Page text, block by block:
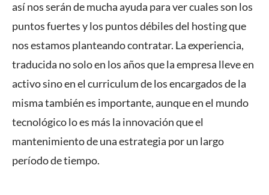
así nos serán de mucha ayuda para ver cuales son los
puntos fuertes y los puntos débiles del hosting que
nos estamos planteando contratar. La experiencia,
traducida no solo en los años que la empresa lleve en
activo sino en el curriculum de los encargados de la
misma también es importante, aunque en el mundo
tecnológico lo es más la innovación que el
mantenimiento de una estrategia por un largo
período de tiempo.